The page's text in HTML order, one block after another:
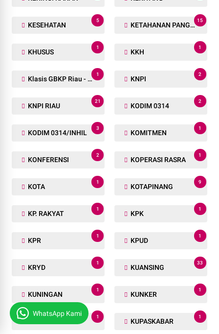
KESEHATAN
5
KETAHANAN PANGAN
15
KHUSUS
1
KKH
1
Klasis GBKP Riau - Sumbar.
1
KNPI
2
KNPI RIAU
21
KODIM 0314
2
KODIM 0314/INHIL
3
KOMITMEN
1
KONFERENSI
2
KOPERASI RASRA
1
KOTA
1
KOTAPINANG
9
KP. RAKYAT
1
KPK
1
KPR
1
KPUD
1
KRYD
1
KUANSING
33
KUNINGAN
1
KUNKER
1
1
KUPASKABAR
1
WhatsApp Kami